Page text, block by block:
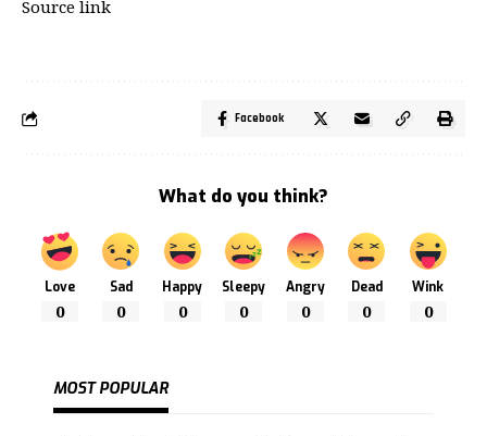
Source link
Facebook
What do you think?
Love
0
Sad
0
Happy
0
Sleepy
0
Angry
0
Dead
0
Wink
0
MOST POPULAR